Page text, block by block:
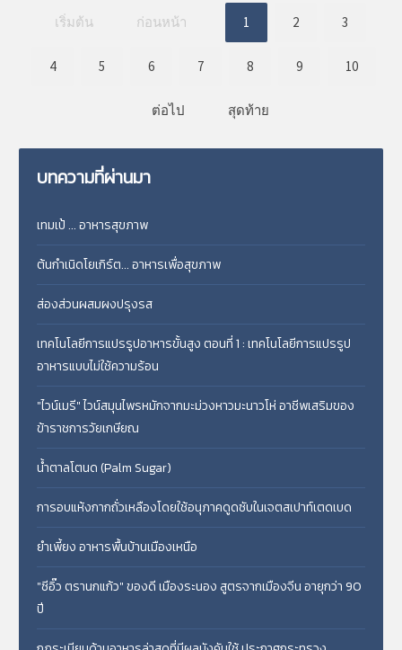
เริ่มต้น ก่อนหน้า 1 2 3
4 5 6 7 8 9 10
ต่อไป สุดท้าย
บทความที่ผ่านมา
เทมเป้ ... อาหารสุขภาพ
ต้นกำเนิดโยเกิร์ต... อาหารเพื่อสุขภาพ
ส่องส่วนผสมผงปรุงรส
เทคโนโลยีการแปรรูปอาหารขั้นสูง ตอนที่ 1 : เทคโนโลยีการแปรรูป
อาหารแบบไม่ใช้ความร้อน
"ไวน์เมรี" ไวน์สมุนไพรหมักจากมะม่วงหาวมะนาวโห่ อาชีพเสริมของ
ข้าราชการวัยเกษียณ
น้ำตาลโตนด (Palm Sugar)
การอบแห้งกากถั่วเหลืองโดยใช้อนุภาคดูดซับในเจตสเปาท์เตดเบด
ยำเพี้ยง อาหารพื้นบ้านเมืองเหนือ
"ซีอิ๊ว ตรานกแก้ว" ของดี เมืองระนอง สูตรจากเมืองจีน อายุกว่า 90
ปี